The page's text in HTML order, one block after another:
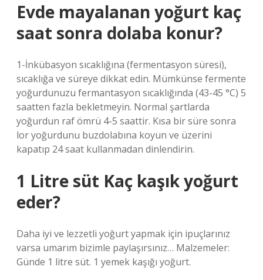
Evde mayalanan yoğurt kaç
saat sonra dolaba konur?
1-İnkübasyon sıcaklığına (fermentasyon süresi),
sıcaklığa ve süreye dikkat edin. Mümkünse fermente
yoğurdunuzu fermantasyon sıcaklığında (43-45 °C) 5
saatten fazla bekletmeyin. Normal şartlarda
yoğurdun raf ömrü 4-5 saattir. Kısa bir süre sonra
lor yoğurdunu buzdolabına koyun ve üzerini
kapatıp 24 saat kullanmadan dinlendirin.
1 Litre süt Kaç kaşık yoğurt
eder?
Daha iyi ve lezzetli yoğurt yapmak için ipuçlarınız
varsa umarım bizimle paylaşırsınız… Malzemeler:
Günde 1 litre süt. 1 yemek kaşığı yoğurt.